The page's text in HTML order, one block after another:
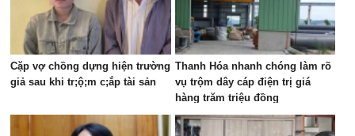
Cặp vợ chồng dựng hiện trường
giả sau khi tr;ộ;m c;ắp tài sản
Thanh Hóa nhanh chóng làm rõ
vụ trộm dây cáp điện trị giá
hàng trăm triệu đồng